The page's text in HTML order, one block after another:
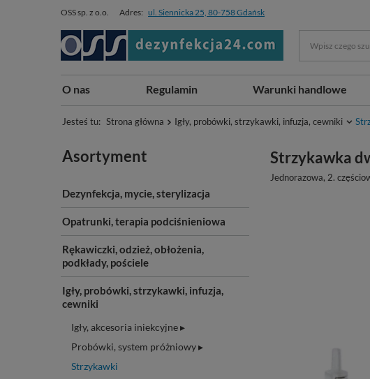
OSS sp. z o.o. Adres: ul. Siennicka 25, 80-758 Gdańsk
O nas Regulamin Warunki handlowe
Jesteś tu: Strona główna Igły, probówki, strzykawki, infuzja, cewniki
Asortyment
Dezynfekcja, mycie, sterylizacja
Opatrunki, terapia podciśnieniowa
Rękawiczki, odzież, obłożenia,
podkłady, pościele
Igły, probówki, strzykawki, infuzja,
cewniki
Igły, akcesoria iniekcyjne ▸
Probówki, system próżniowy ▸
Strzykawki
Strzykawka
Jednorazowa, 2.